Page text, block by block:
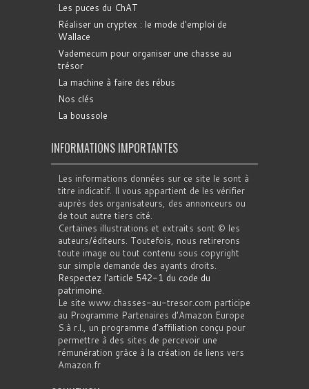
Les puces du ChAT
Réaliser un cryptex : le mode d'emploi de
Wallace
Vademecum pour organiser une chasse au
trésor
La machine à faire des rébus
Nos clés
La boussole
INFORMATIONS IMPORTANTES
Les informations données sur ce site le sont à
titre indicatif. Il vous appartient de les vérifier
auprès des organisateurs, des annonceurs ou
de tout autre tiers cité.
Certaines illustrations et extraits sont © les
auteurs/éditeurs. Toutefois, nous retirerons
toute image ou tout contenu sous copyright
sur simple demande des ayants droits.
Respectez l'article 542-1 du code du
patrimoine.
Le site www.chasses-au-tresor.com participe
au Programme Partenaires d’Amazon Europe
S.à r.l., un programme d’affiliation conçu pour
permettre à des sites de percevoir une
rémunération grâce à la création de liens vers
Amazon.fr